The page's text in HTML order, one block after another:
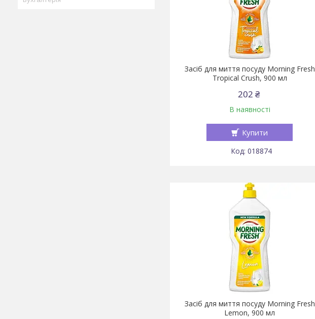
Засіб для миття посуду Morning Fresh
Tropical Crush, 900 мл
202 ₴
В наявності
Купити
018874
Засіб для миття посуду Morning Fresh
Lemon, 900 мл